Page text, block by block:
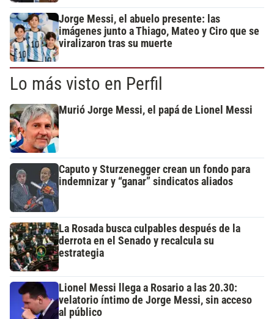
Jorge Messi, el abuelo presente: las
imágenes junto a Thiago, Mateo y Ciro que se
viralizaron tras su muerte
Lo más visto en Perfil
Murió Jorge Messi, el papá de Lionel Messi
Caputo y Sturzenegger crean un fondo para
indemnizar y “ganar” sindicatos aliados
La Rosada busca culpables después de la
derrota en el Senado y recalcula su
estrategia
Lionel Messi llega a Rosario a las 20.30:
velatorio íntimo de Jorge Messi, sin acceso
al público